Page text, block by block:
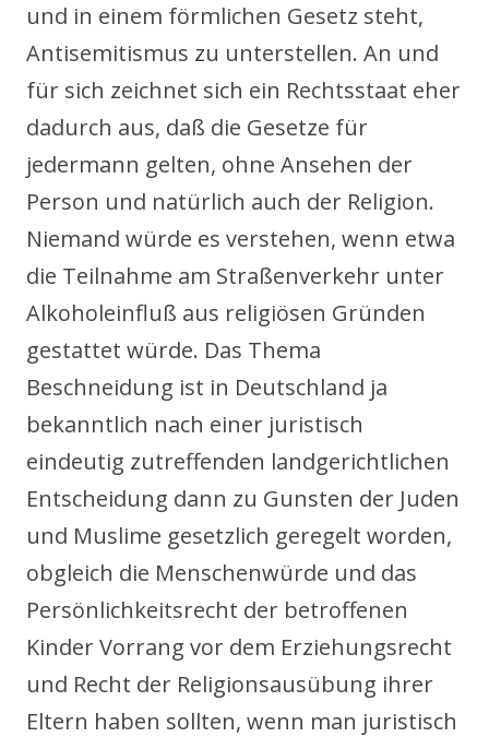
und in einem förmlichen Gesetz steht,
Antisemitismus zu unterstellen. An und
für sich zeichnet sich ein Rechtsstaat eher
dadurch aus, daß die Gesetze für
jedermann gelten, ohne Ansehen der
Person und natürlich auch der Religion.
Niemand würde es verstehen, wenn etwa
die Teilnahme am Straßenverkehr unter
Alkoholeinfluß aus religiösen Gründen
gestattet würde. Das Thema
Beschneidung ist in Deutschland ja
bekanntlich nach einer juristisch
eindeutig zutreffenden landgerichtlichen
Entscheidung dann zu Gunsten der Juden
und Muslime gesetzlich geregelt worden,
obgleich die Menschenwürde und das
Persönlichkeitsrecht der betroffenen
Kinder Vorrang vor dem Erziehungsrecht
und Recht der Religionsausübung ihrer
Eltern haben sollten, wenn man juristisch